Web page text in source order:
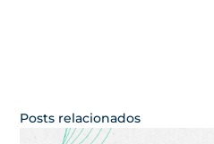
Posts relacionados